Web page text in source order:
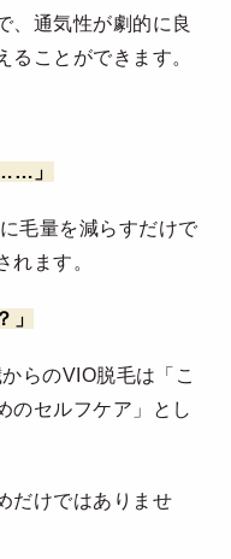
、通気性が劇的に良
ることができます。
」
毛量を減らすだけで
れます。
」
らのVIO脱毛は「こ
のセルフケア」とし
だけではありませ